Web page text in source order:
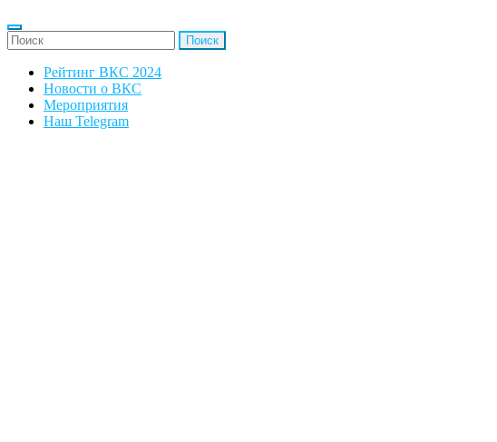
'Найти:
Рейтинг ВКС 2024
Новости о ВКС
Мероприятия
Наш Telegram